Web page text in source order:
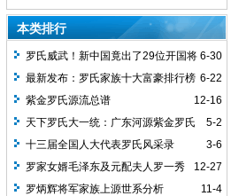
本类排行
6-30
罗氏威武！新中国竟出了29位开国将
军，罗家人顶起！
6-22
最新发布：罗氏家族十大富豪排行榜
12-16
紫金罗氏源流总谱
5-2
天下罗氏大一统：广东河源紫金罗氏
迁徙源流记
3-6
十三届全国人大代表罗氏风采录
12-27
罗家女婿毛泽东及元配夫人罗一秀
11-4
罗炳辉将军家族上源世系分析